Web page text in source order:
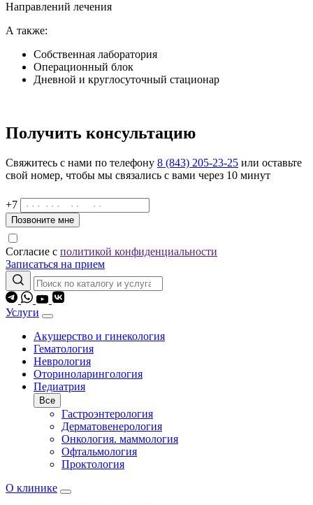
Направлений лечения
А также:
Собственная лаборатория
Операционный блок
Дневной и круглосуточный стационар
Получить консультацию
Свяжитесь с нами по телефону 8 (843) 205-23-25 или оставьте
свой номер, чтобы мы связались с вами через 10 минут
+7
Позвоните мне
Согласие с политикой конфиденциальности
Записаться на прием
Услуги
Акушерство и гинекология
Гематология
Неврология
Оториноларингология
Педиатрия
Все
Гастроэнтерология
Дерматовенерология
Онкология. маммология
Офтальмология
Проктология
О клинике